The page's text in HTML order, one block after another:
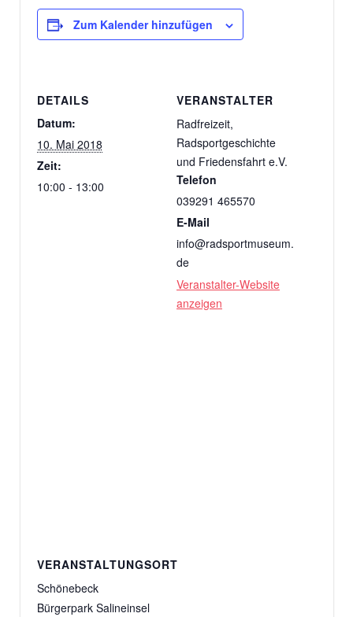
Zum Kalender hinzufügen
DETAILS
Datum:
10. Mai 2018
Zeit:
10:00 - 13:00
VERANSTALTER
Radfreizeit,
Radsportgeschichte
und Friedensfahrt e.V.
Telefon
039291 465570
E-Mail
info@radsportmuseum.
de
Veranstalter-Website
anzeigen
VERANSTALTUNGSORT
Schönebeck
Bürgerpark Salineinsel